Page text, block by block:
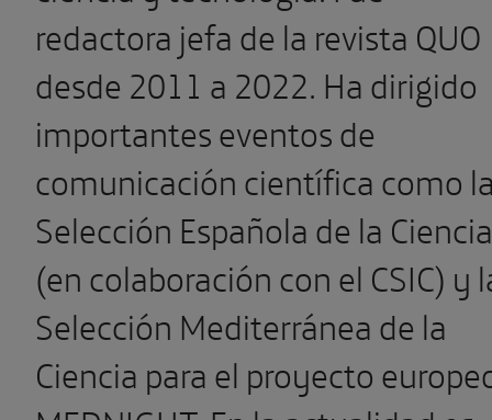
redactora jefa de la revista QUO
desde 2011 a 2022. Ha dirigido
importantes eventos de
comunicación científica como
Selección Española de la Ciencia
(en colaboración con el CSIC) y
Selección Mediterránea de la
Ciencia para el proyecto